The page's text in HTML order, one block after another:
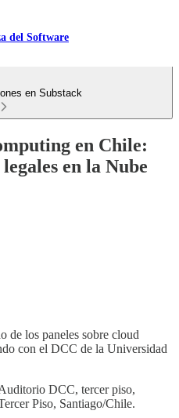
del Software
en Substack
en Chile:
en la Nube
de los paneles sobre cloud
con el DCC de la Universidad
DCC, tercer piso,
Piso, Santiago/Chile.